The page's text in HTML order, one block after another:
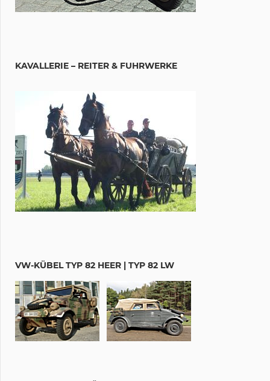
KAVALLERIE – REITER & FUHRWERKE
VW-KÜBEL TYP 82 HEER | TYP 82 LW